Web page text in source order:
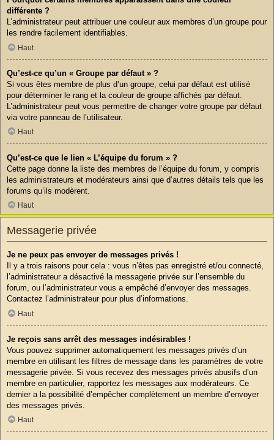
différente ?
L’administrateur peut attribuer une couleur aux membres d’un groupe pour
les rendre facilement identifiables.
Haut
Qu’est-ce qu’un « Groupe par défaut » ?
Si vous êtes membre de plus d’un groupe, celui par défaut est utilisé
pour déterminer le rang et la couleur de groupe affichés par défaut.
L’administrateur peut vous permettre de changer votre groupe par défaut
via votre panneau de l’utilisateur.
Haut
Qu’est-ce que le lien « L’équipe du forum » ?
Cette page donne la liste des membres de l’équipe du forum, y compris
les administrateurs et modérateurs ainsi que d’autres détails tels que les
forums qu’ils modèrent.
Haut
Messagerie privée
Je ne peux pas envoyer de messages privés !
Il y a trois raisons pour cela : vous n’êtes pas enregistré et/ou connecté,
l’administrateur a désactivé la messagerie privée sur l’ensemble du
forum, ou l’administrateur vous a empêché d’envoyer des messages.
Contactez l’administrateur pour plus d’informations.
Haut
Je reçois sans arrêt des messages indésirables !
Vous pouvez supprimer automatiquement les messages privés d’un
membre en utilisant les filtres de message dans les paramètres de votre
messagerie privée. Si vous recevez des messages privés abusifs d’un
membre en particulier, rapportez les messages aux modérateurs. Ce
dernier a la possibilité d’empêcher complètement un membre d’envoyer
des messages privés.
Haut